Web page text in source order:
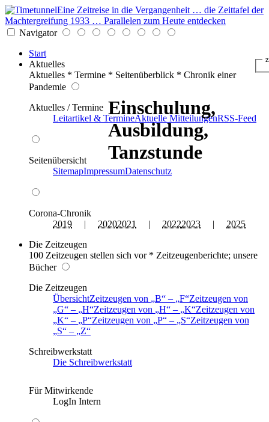
Eine Zeitreise in die Vergangenheit … die Zeittafel der
Machtergreifung 1933 … Parallelen zum Heute entdecken
Navigator
Start
Aktuelles
Aktuelles * Termine * Seitenüberblick * Chronik einer
Pandemie
Aktuelles / Termine
Leitartikel & TermineAktuelle MitteilungenRSS-Feed
Seitenübersicht
SitemapImpressumDatenschutz
Corona-Chronik
2019 | 20202021 | 20222023 | 2025
Die Zeitzeugen
100 Zeitzeugen stellen sich vor * Zeitzeugenberichte; unsere
Bücher
Die Zeitzeugen
ÜbersichtZeitzeugen von B – F Zeitzeugen von
G
– H Zeitzeugen von H – K Zeitzeugen von
K
– P Zeitzeugen von P – S Zeitzeugen von
S
–
Z
Schreibwerkstatt
Die Schreibwerkstatt
Für Mitwirkende
LogIn Intern
Einschulung,
Ausbildung,
Tanzstunde